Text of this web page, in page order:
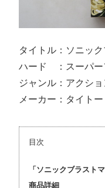
タイトル：ソニッ
ハード ：スーパー
ジャンル：アクショ
メーカー：タイトー
目次
「ソニックブラスト
商品詳細